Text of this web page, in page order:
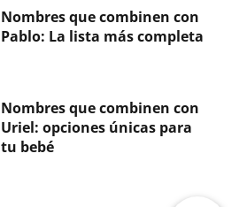
Nombres que combinen con
Pablo: La lista más completa
Nombres que combinen con
Uriel: opciones únicas para
tu bebé